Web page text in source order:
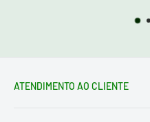
ATENDIMENTO AO CLIENTE